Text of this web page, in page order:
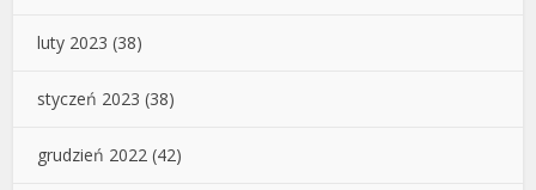
luty 2023 (38)
styczeń 2023 (38)
grudzień 2022 (42)